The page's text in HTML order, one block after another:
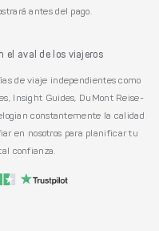
antes del pago.
el aval de los viajeros
de viaje independientes como
Insight Guides, DuMont Reise-
constantemente la calidad
en nosotros para planificar tu
confianza.